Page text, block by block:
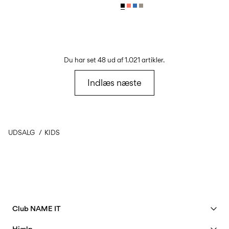
Du har set 48 ud af 1.021 artikler.
Indlæs næste
UDSALG KIDS
Club NAME IT